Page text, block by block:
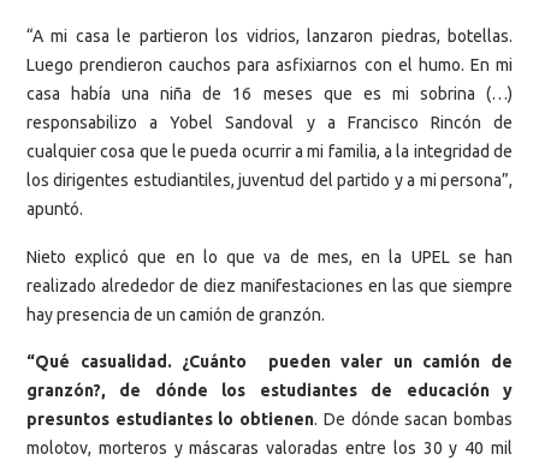
“A mi casa le partieron los vidrios, lanzaron piedras, botellas.
Luego prendieron cauchos para asfixiarnos con el humo. En mi
casa había una niña de 16 meses que es mi sobrina (…)
responsabilizo a Yobel Sandoval y a Francisco Rincón de
cualquier cosa que le pueda ocurrir a mi familia, a la integridad de
los dirigentes estudiantiles, juventud del partido y a mi persona”,
apuntó.
Nieto explicó que en lo que va de mes, en la UPEL se han
realizado alrededor de diez manifestaciones en las que siempre
hay presencia de un camión de granzón.
“Qué casualidad. ¿Cuánto pueden valer un camión de
granzón?, de dónde los estudiantes de educación y
presuntos estudiantes lo obtienen. De dónde sacan bombas
molotov, morteros y máscaras valoradas entre los 30 y 40 mil